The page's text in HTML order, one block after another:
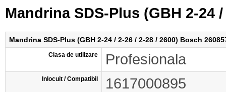
Mandrina SDS-Plus (GBH 2-24
Mandrina SDS-Plus (GBH 2-24 / 2-26 / 2-28 / 2600) Bosch
Clasa de utilizare Profesionala
Inlocuit / Compatibil 1617000895